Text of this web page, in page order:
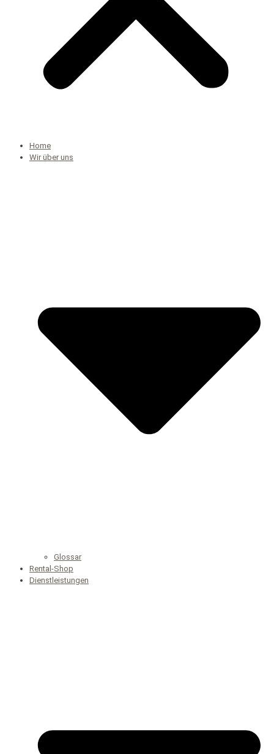
Home
Wir über uns
Glossar
Rental-Shop
Dienstleistungen